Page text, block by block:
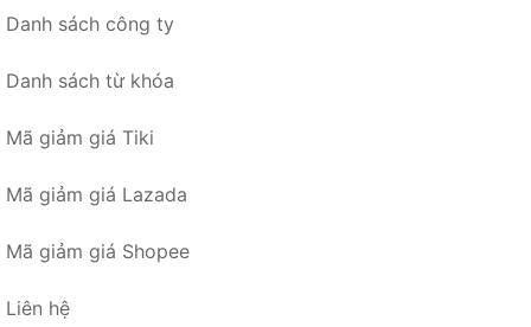
Danh sách công ty
Danh sách từ khóa
Mã giảm giá Tiki
Mã giảm giá Lazada
Mã giảm giá Shopee
Liên hệ